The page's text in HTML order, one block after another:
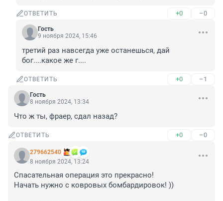
ОТВЕТИТЬ +0 –0
Гость
9 ноября 2024, 15:46
третий раз навсегда уже останешься, дай
бог....какое же г....
ОТВЕТИТЬ +0 –1
Гость
8 ноября 2024, 13:34
Что ж ты, фраер, сдал назад?
ОТВЕТИТЬ +0 –0
279662540
8 ноября 2024, 13:24
Спасательная операция это прекрасно!
Начать нужно с ковровых бомбардировок! ))